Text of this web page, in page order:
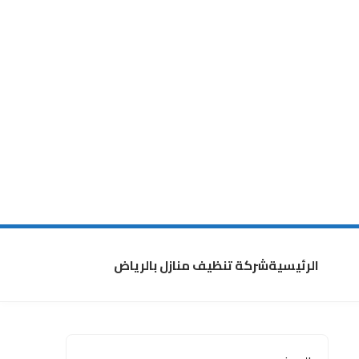
الرئيسيةشركة تنظيف منازل بالرياض